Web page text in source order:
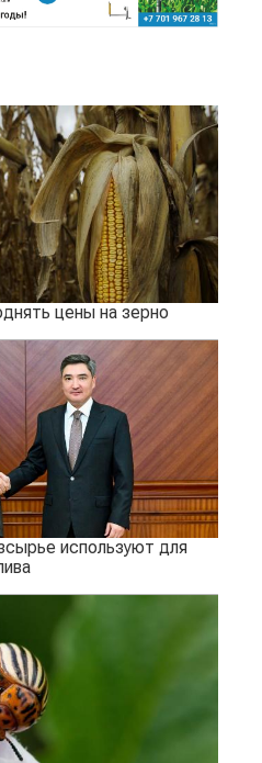
цены на зерно
используют для